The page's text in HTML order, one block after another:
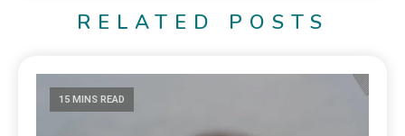
RELATED POSTS
15 MINS READ